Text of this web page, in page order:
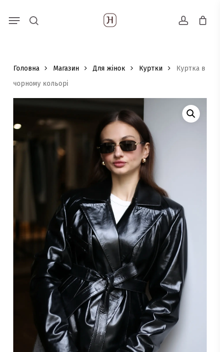
Пошук
товарів
account
Menu
Головна Магазин Для жінок Куртки
Куртка в
чорному кольорі